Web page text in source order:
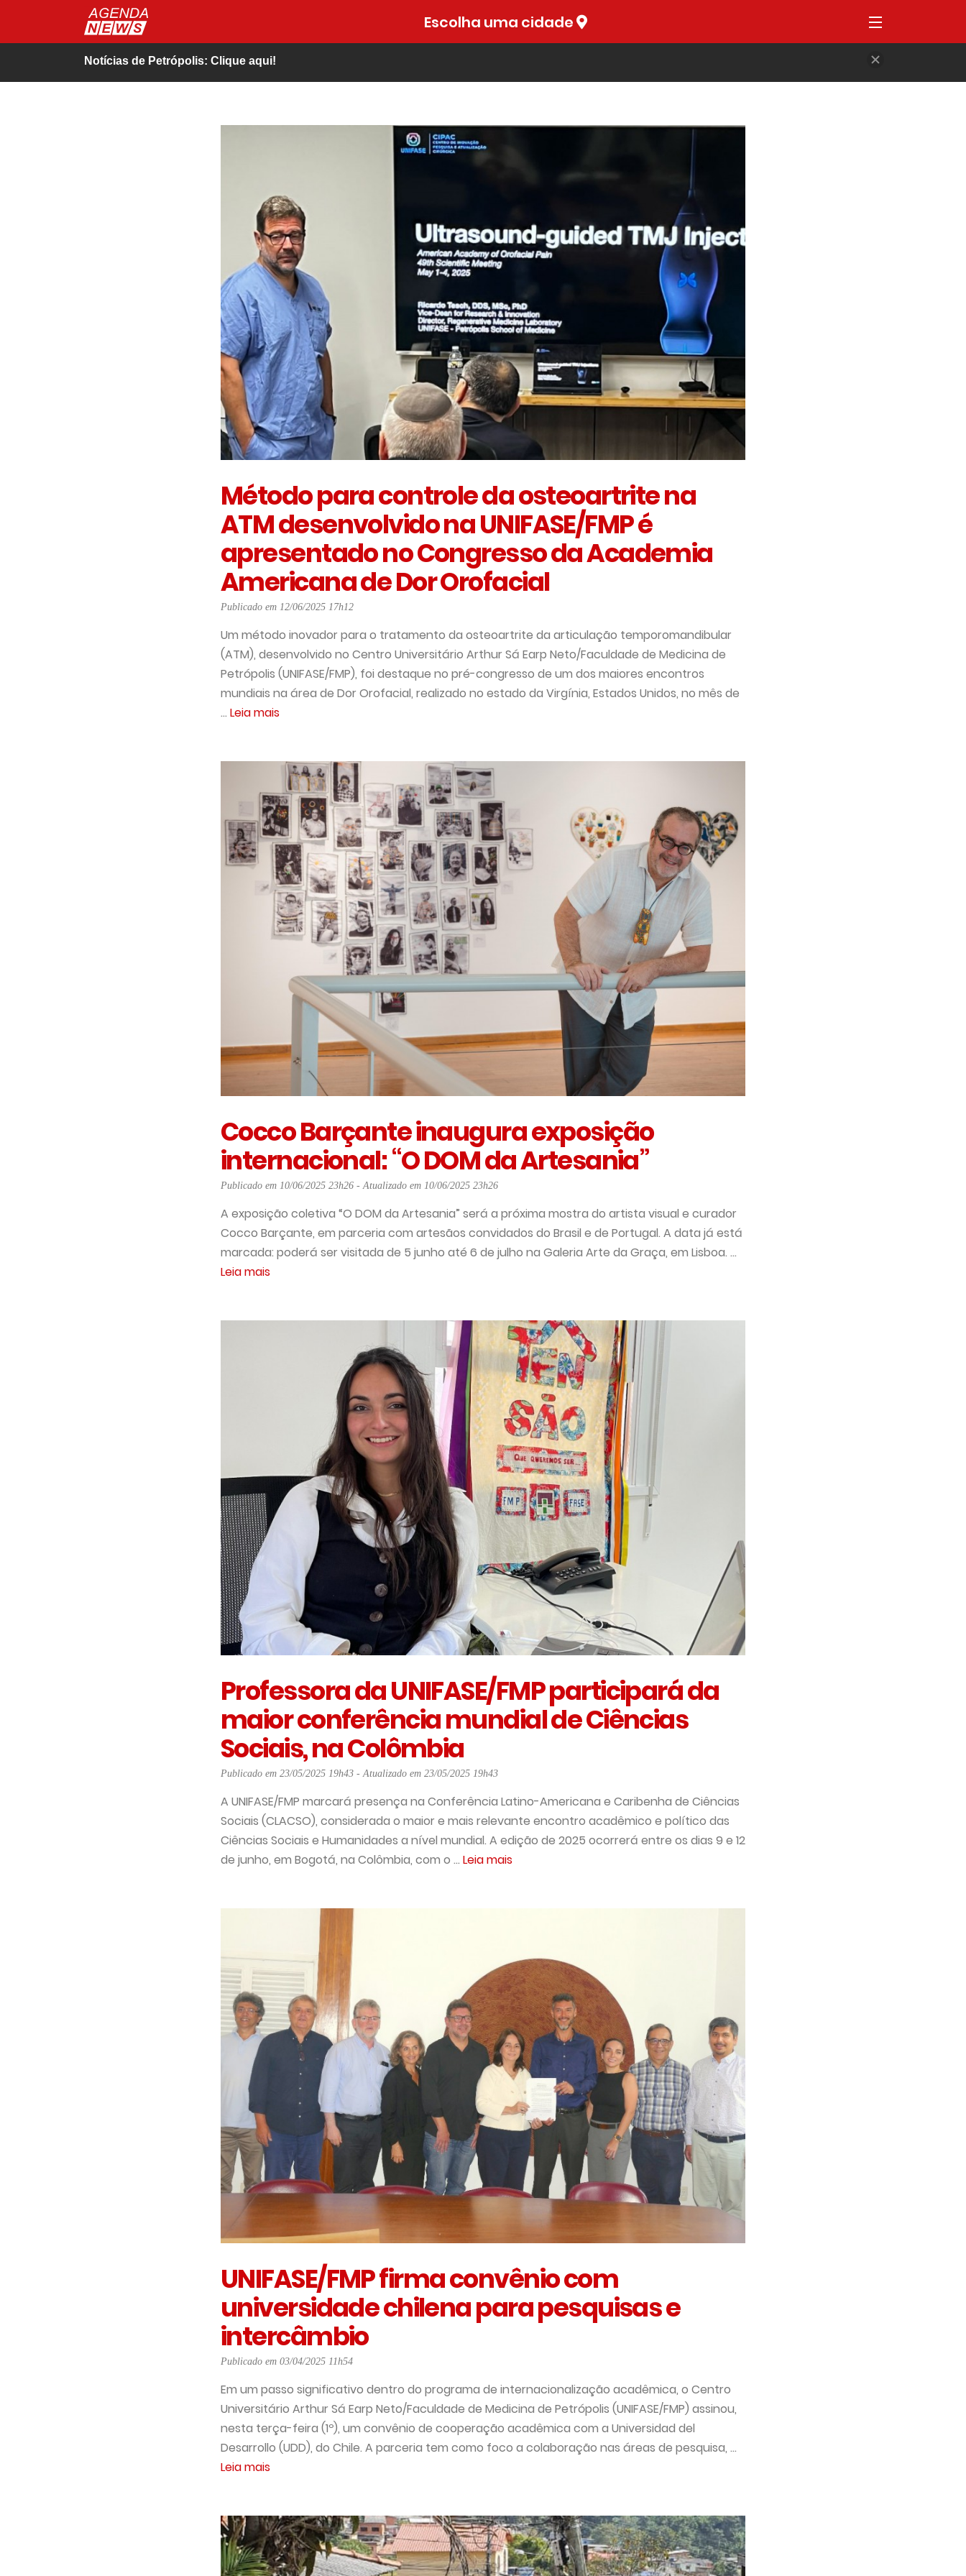
Escolha uma cidade
Notícias de Petrópolis: Clique aqui!
Método para controle da osteoartrite na
ATM desenvolvido na UNIFASE/FMP é
apresentado no Congresso da Academia
Americana de Dor Orofacial
Publicado em 12/06/2025 17h12
Um método inovador para o tratamento da osteoartrite da articulação temporomandibular
(ATM), desenvolvido no Centro Universitário Arthur Sá Earp Neto/Faculdade de Medicina de
Petrópolis (UNIFASE/FMP), foi destaque no pré-congresso de um dos maiores encontros
mundiais na área de Dor Orofacial, realizado no estado da Virgínia, Estados Unidos, no mês de
... Leia mais
Cocco Barçante inaugura exposição
internacional: “O DOM da Artesania”
Publicado em 10/06/2025 23h26 - Atualizado em 10/06/2025 23h26
A exposição coletiva “O DOM da Artesania” será a próxima mostra do artista visual e curador
Cocco Barçante, em parceria com artesãos convidados do Brasil e de Portugal. A data já está
marcada: poderá ser visitada de 5 junho até 6 de julho na Galeria Arte da Graça, em Lisboa. ...
Leia mais
Professora da UNIFASE/FMP participará da
maior conferência mundial de Ciências
Sociais, na Colômbia
Publicado em 23/05/2025 19h43 - Atualizado em 23/05/2025 19h43
A UNIFASE/FMP marcará presença na Conferência Latino-Americana e Caribenha de Ciências
Sociais (CLACSO), considerada o maior e mais relevante encontro acadêmico e político das
Ciências Sociais e Humanidades a nível mundial. A edição de 2025 ocorrerá entre os dias 9 e 12
de junho, em Bogotá, na Colômbia, com o ... Leia mais
UNIFASE/FMP firma convênio com
universidade chilena para pesquisas e
intercâmbio
Publicado em 03/04/2025 11h54
Em um passo significativo dentro do programa de internacionalização acadêmica, o Centro
Universitário Arthur Sá Earp Neto/Faculdade de Medicina de Petrópolis (UNIFASE/FMP) assinou,
nesta terça-feira (1º), um convênio de cooperação acadêmica com a Universidad del
Desarrollo (UDD), do Chile. A parceria tem como foco a colaboração nas áreas de pesquisa, ...
Leia mais